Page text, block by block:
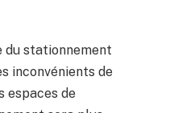
du stationnement
inconvénients de
espaces de